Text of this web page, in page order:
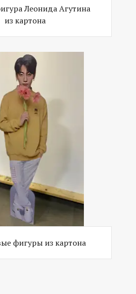
Леонида Агутина
из картона
фигуры из картона